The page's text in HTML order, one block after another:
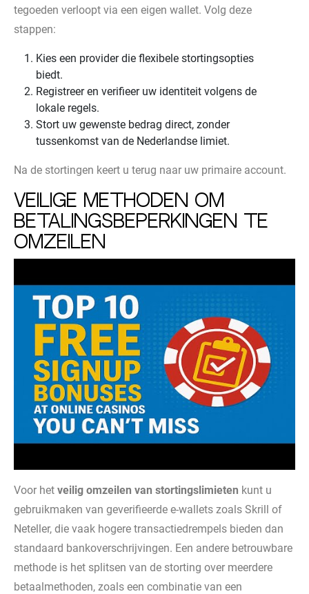
tegoeden verloopt via een eigen wallet. Volg deze
stappen:
Kies een provider die flexibele stortingsopties
biedt.
Registreer en verifieer uw identiteit volgens de
lokale regels.
Stort uw gewenste bedrag direct, zonder
tussenkomst van de Nederlandse limiet.
Na de stortingen keert u terug naar uw primaire account.
Veilige methoden om
betalingsbeperkingen te
omzeilen
Voor het veilig omzeilen van stortingslimieten kunt u
gebruikmaken van geverifieerde e-wallets zoals Skrill of
Neteller, die vaak hogere transactiedrempels bieden dan
standaard bankoverschrijvingen. Een andere betrouwbare
methode is het splitsen van de storting over meerdere
betaalmethoden, zoals een combinatie van een